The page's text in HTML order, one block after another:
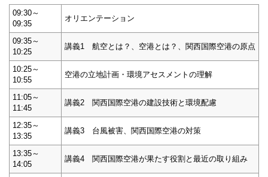
09:30～
09:35
オリエンテーション
09:35～
10:25
講義1 航空とは？、空港とは？、関西国際空港の原点
10:25～
10:55
空港の立地計画・環境アセスメントの理解
11:05～
11:45
講義2 関西国際空港の建設技術と環境配慮
12:35～
13:35
講義3 台風被害、関西国際空港の対策
13:35～
14:05
講義4 関西国際空港が果たす役割と最近の取り組み